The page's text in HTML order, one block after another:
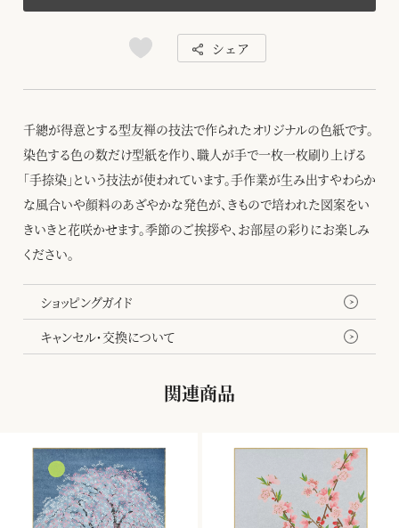
シェア
千總が得意とする型友禅の技法で作られたオリジナルの色紙です。
染色する色の数だけ型紙を作り、職人が手で一枚一枚刷り上げる
「手捺染」という技法が使われています。手作業が生み出すやわらか
な風合いや顔料のあざやかな発色が、きもので培われた図案をい
きいきと花咲かせます。季節のご挨拶や、お部屋の彩りにお楽しみ
ください。
ショッピングガイド
キャンセル・交換について
関連商品